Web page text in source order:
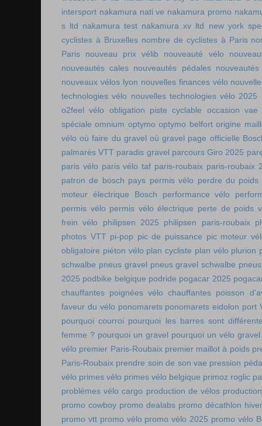
intersport nakamura nati ve nakamura promo
s ltd nakamura test nakamura xv ltd
new york
cyclistes à Bruxelles nombre de cyclistes à Paris
Paris
nouveau prix vélib nouveauté vélo
nouveautés cales nouveautés pédales
nouveaux vélos lyon nouvelles finances vélo
technologies vélo nouvelles technologies vélo 2025
o2feel vélo
obligation piste cyclable
occasion vae
spéciale omnium optymo optymo belfort origine
vélo où faire du gravel où gravel page officielle
palmarès VTT paradis gravel parcours Giro 2025
paris vélo paris vélo taf paris-roubaix paris-roubaix
patron de bosch pays permis vélo perdre du poids
moteur électrique Bosch
performance vélo
permis vélo permis vélo électrique perte de poids
frein vélo
philipsen 2025 philipsen paris-roubaix
photos VTT pi-pop pic de puissance pic moteur
obligatoire piéton vélo plan cycliste plan vélo plurion
schwalbe pneus gravel pneus gravel schwalbe
2025 podbike belgique podride pogacar 2025
chauffantes poignées vélo chauffantes poisson
faveur du vélo ponomarets ponomarets eidolon port
pourquoi courroi pourquoi les barres sont
femme ? pourquoi un gravel pourquoi un vélo gravel
vélo premier Paris-Roubaix premier maillot à poids
Paris-Roubaix prendre soin de son vae pression
vélo primes vélo primes vélo belgique primoz roglic
problèmes vélo cargo production de vélos
promo cowboy promo dealabs promo décathlon hiver
promo vtt promo vélo promo vélo 2025 promo vélo